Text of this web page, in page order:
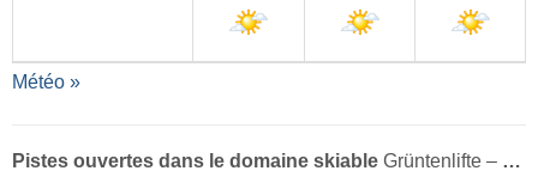
Météo »
Pistes ouvertes dans le domaine skiable Grüntenlifte – Kranzegg (Rettenberg)